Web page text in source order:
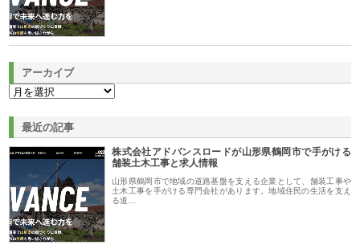
アーカイブ
最近の記事
株式会社アドバンスロードが山形県鶴岡市で手がける
舗装土木工事と求人情報
山形県鶴岡市で地域の道路基盤を支える企業として、舗装工事や
土木工事を手がける専門会社があります。地域住民の生活を支え
る道…